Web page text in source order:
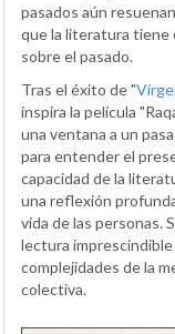
pasados aún
que la literatura tiene
sobre el pasado.
Tras el éxito de "
inspira la película
una ventana a un
para entender el
capacidad de la
una reflexión
vida de las personas.
lectura
complejidades de la
colectiva.